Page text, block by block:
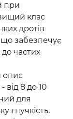
при
клас
дротів
забезпечує
до частих
опис
від 8 до 10
для
гнучкість.